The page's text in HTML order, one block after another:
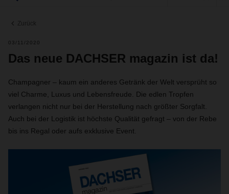
Zurück
03/11/2020
Das neue DACHSER magazin ist da!
Champagner – kaum ein anderes Getränk der Welt versprüht so
viel Charme, Luxus und Lebensfreude. Die edlen Tropfen
verlangen nicht nur bei der Herstellung nach größter Sorgfalt.
Auch bei der Logistik ist höchste Qualität gefragt – von der Rebe
bis ins Regal oder aufs exklusive Event.